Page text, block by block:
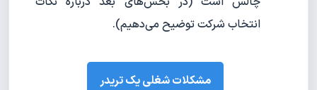
انتخاب شرکت توضیح می‌دهیم).
مشکلات شغلی یک تریدر